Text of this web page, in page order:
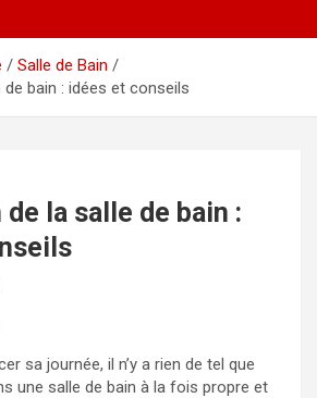
Salle de Bain
bain : idées et conseils
de la salle de bain :
sa journée, il n’y a rien de tel que
une salle de bain à la fois propre et